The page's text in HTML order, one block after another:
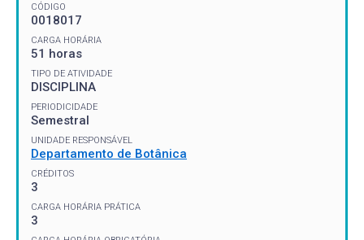
CÓDIGO
0018017
CARGA HORÁRIA
51 horas
TIPO DE ATIVIDADE
DISCIPLINA
PERIODICIDADE
Semestral
UNIDADE RESPONSÁVEL
Departamento de Botânica
CRÉDITOS
3
CARGA HORÁRIA PRÁTICA
3